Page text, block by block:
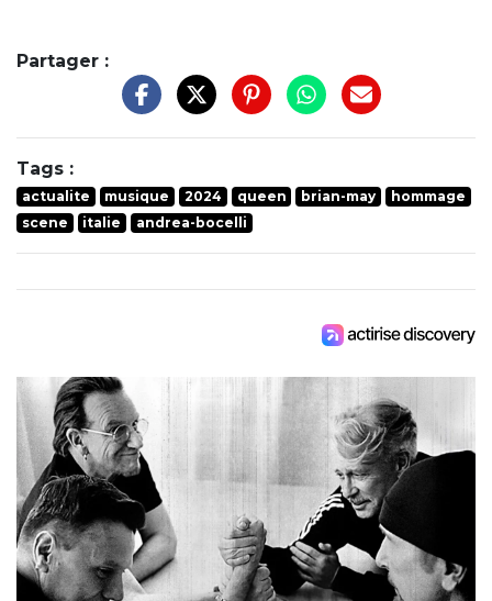
Partager :
Tags :
actualite musique 2024 queen brian-may
hommage
scene
italie andrea-bocelli